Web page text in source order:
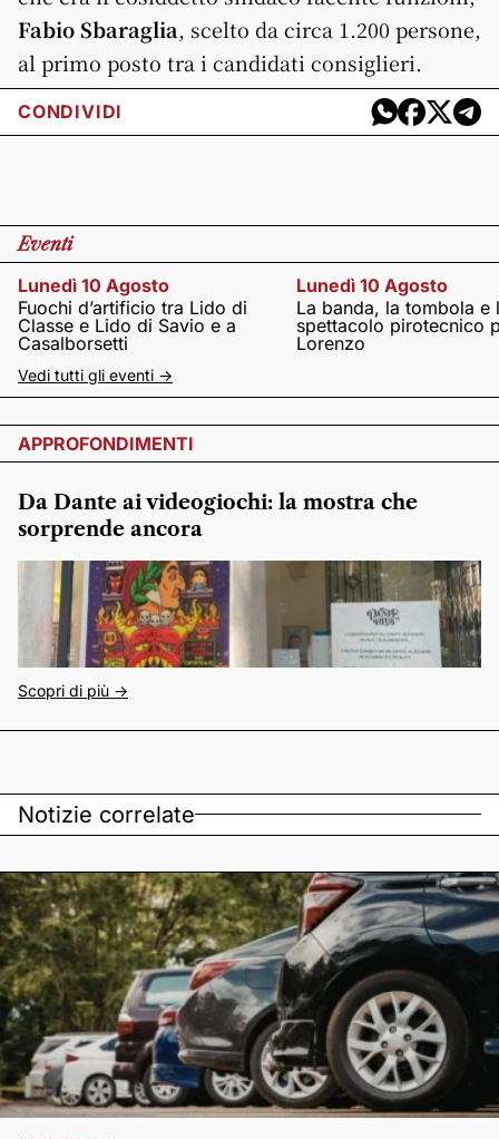
Fabio Sbaraglia, scelto da circa 1.200 persone,
al primo posto tra i candidati consiglieri.
CONDIVIDI
Eventi
Lunedì 10 Agosto
Fuochi d’artificio tra Lido di
Classe e Lido di Savio e a
Casalborsetti
Lunedì 10 Agosto
La banda, la tombola e
spettacolo pirotecnico
Lorenzo
Vedi tutti gli eventi ->
APPROFONDIMENTI
Da Dante ai videogiochi: la mostra che
sorprende ancora
Scopri di più ->
Notizie correlate